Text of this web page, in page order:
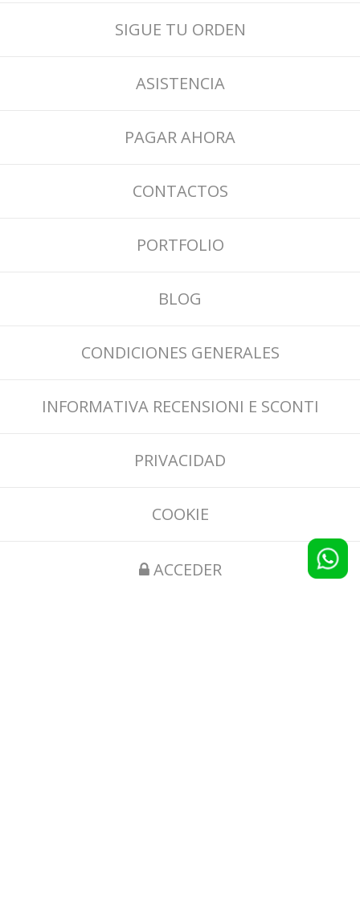
SIGUE TU ORDEN
ASISTENCIA
PAGAR AHORA
CONTACTOS
PORTFOLIO
BLOG
CONDICIONES GENERALES
INFORMATIVA RECENSIONI E SCONTI
PRIVACIDAD
COOKIE
ACCEDER